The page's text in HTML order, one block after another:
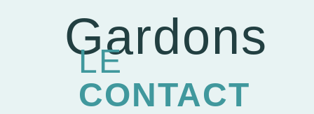
Gardons
LE
CONTACT